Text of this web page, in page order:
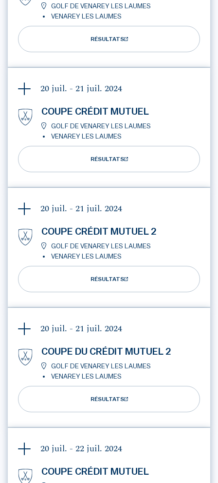
GOLF DE VENAREY LES LAUMES
VENAREY LES LAUMES
RÉSULTATS
20 juil. - 21 juil. 2024
COUPE CRÉDIT MUTUEL
GOLF DE VENAREY LES LAUMES
VENAREY LES LAUMES
RÉSULTATS
20 juil. - 21 juil. 2024
COUPE CRÉDIT MUTUEL 2
GOLF DE VENAREY LES LAUMES
VENAREY LES LAUMES
RÉSULTATS
20 juil. - 21 juil. 2024
COUPE DU CRÉDIT MUTUEL 2
GOLF DE VENAREY LES LAUMES
VENAREY LES LAUMES
RÉSULTATS
20 juil. - 22 juil. 2024
COUPE CRÉDIT MUTUEL